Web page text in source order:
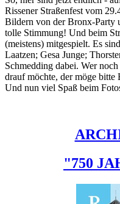
Rissener Straßenfest vom
Bildern von der Bronx-Party
tolle Stimmung! Und beim
(meistens) mitgespielt. Es
Laatzen; Gesa Junge;
Schmedding dabei. Wer
drauf möchte, der möge bitte
Und nun viel Spaß beim
"750